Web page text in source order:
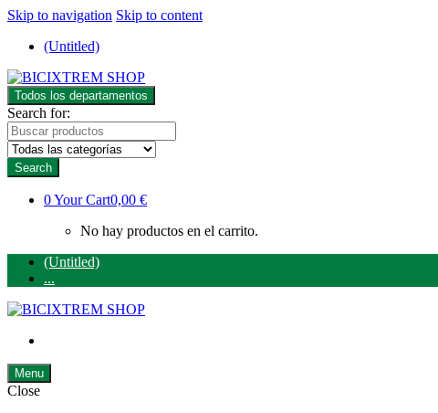
Skip to navigation Skip to content
(Untitled)
Todos los departamentos
Search for:
Search
0Your Cart0,00 €
No hay productos en el carrito.
(Untitled)
...
Menu
Close